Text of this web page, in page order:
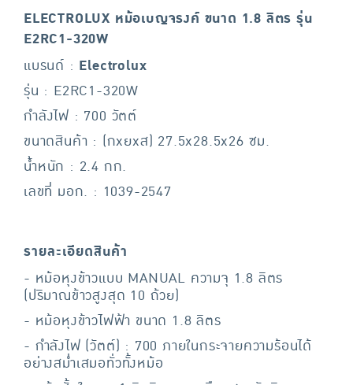
ELECTROLUX หม้อเบญจรงค์ ขนาด 1.8 ลิตร รุ่น
E2RC1-320W
แบรนด์ : Electrolux
รุ่น : E2RC1-320W
กำลังไฟ : 700 วัตต์
ขนาดสินค้า : (กxยxส) 27.5x28.5x26 ซม.
น้ำหนัก : 2.4 กก.
เลขที่ มอก. : 1039-2547
รายละเอียดสินค้า
- หม้อหุงข้าวแบบ MANUAL ความจุ 1.8 ลิตร
(ปริมาณข้าวสูงสุด 10 ถ้วย)
- หม้อหุงข้าวไฟฟ้า ขนาด 1.8 ลิตร
- กำลังไฟ (วัตต์) : 700 ภายในกระจายความร้อนได้
อย่างสม่ำเสมอทั่วทั้งหม้อ